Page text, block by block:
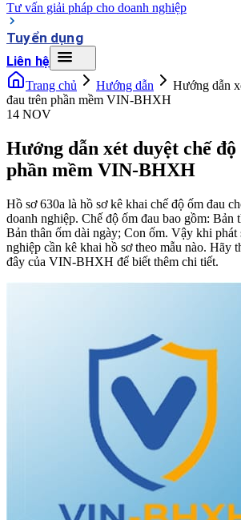
Tư vấn giải pháp cho doanh nghiệp
Tuyển dụng
Liên hệ
Trang chủ Hướng dẫn
Hướng dẫn
đau trên phần mềm VIN-BHXH
14 NOV
Hướng dẫn xét duyệt chế
phần mềm VIN-BHXH
Hồ sơ 630a là hồ sơ kê khai chế độ ốm đau
doanh nghiệp. Chế độ ốm đau bao gồm: Bản
Bản thân ốm dài ngày; Con ốm. Vậy khi phát
nghiệp cần kê khai hồ sơ theo mẫu nào. Hãy
đây của VIN-BHXH để biết thêm chi tiết.